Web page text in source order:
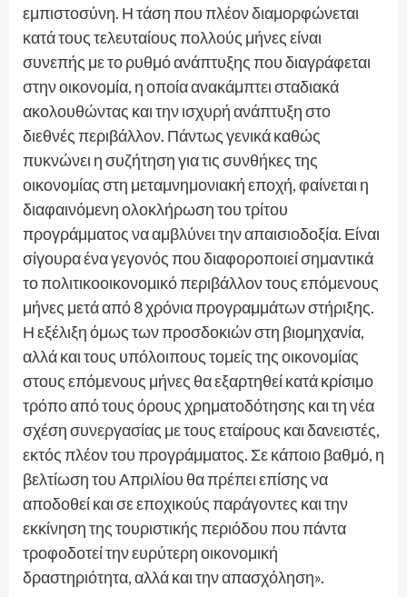
εμπιστοσύνη. Η τάση που πλέον διαμορφώνεται
κατά τους τελευταίους πολλούς μήνες είναι
συνεπής με το ρυθμό ανάπτυξης που διαγράφεται
στην οικονομία, η οποία ανακάμπτει σταδιακά
ακολουθώντας και την ισχυρή ανάπτυξη στο
διεθνές περιβάλλον. Πάντως γενικά καθώς
πυκνώνει η συζήτηση για τις συνθήκες της
οικονομίας στη μεταμνημονιακή εποχή, φαίνεται η
διαφαινόμενη ολοκλήρωση του τρίτου
προγράμματος να αμβλύνει την απαισιοδοξία. Είναι
σίγουρα ένα γεγονός που διαφοροποιεί σημαντικά
το πολιτικοοικονομικό περιβάλλον τους επόμενους
μήνες μετά από 8 χρόνια προγραμμάτων στήριξης.
Η εξέλιξη όμως των προσδοκιών στη βιομηχανία,
αλλά και τους υπόλοιπους τομείς της οικονομίας
στους επόμενους μήνες θα εξαρτηθεί κατά κρίσιμο
τρόπο από τους όρους χρηματοδότησης και τη νέα
σχέση συνεργασίας με τους εταίρους και δανειστές,
εκτός πλέον του προγράμματος. Σε κάποιο βαθμό, η
βελτίωση του Απριλίου θα πρέπει επίσης να
αποδοθεί και σε εποχικούς παράγοντες και την
εκκίνηση της τουριστικής περιόδου που πάντα
τροφοδοτεί την ευρύτερη οικονομική
δραστηριότητα, αλλά και την απασχόληση».